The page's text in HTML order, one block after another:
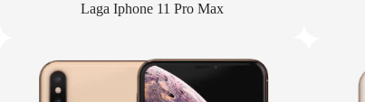
Laga Iphone 11 Pro Max